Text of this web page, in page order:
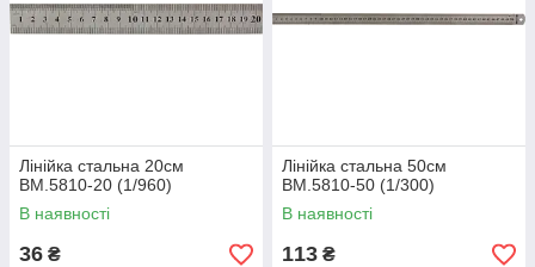
Лінійка стальна 20см
BM.5810-20 (1/960)
В наявності
36 ₴
Лінійка стальна 50см
BM.5810-50 (1/300)
В наявності
113 ₴